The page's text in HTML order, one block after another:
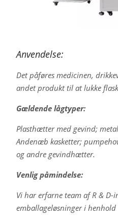
Anvendelse:
Det påføres medicinen,
andet produkt til at lukke
Gældende lågtyper:
Plasthætter med gevind;
Andenæb kasketter;
og andre gevindhætter.
Venlig påmindelse:
Vi har erfarne team af R & D-
emballageløsninger i